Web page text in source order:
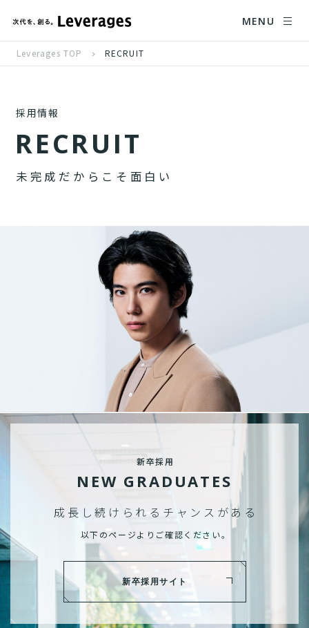
MENU
Leverages TOP RECRUIT
採用情報
RECRUIT
未 完 成 だ か ら こ そ 面 白 い
新卒採用
NEW GRADUATES
成長し続けられる チャンスがある
以下のページよりご確認ください。
新卒採用サイト